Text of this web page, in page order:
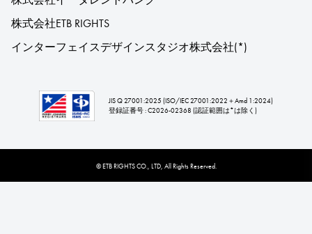
株式会社ETB RIGHTS
インターフェイスデザインスタジオ株式会社(*)
JIS Q 27001:2025 (ISO/IEC 27001:2022＋Amd 1:2024)
登録証番号 : C2026-02368 (認証範囲は*は除く)
© ETB RIGHTS CO., LTD, All Rights Reserved.